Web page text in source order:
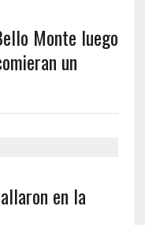
Monte luego
un
en la